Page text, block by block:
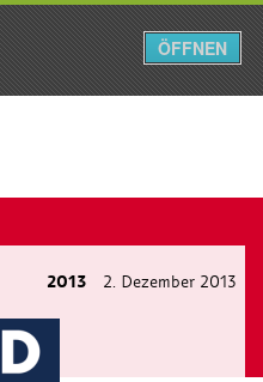
Menü
2013 2. Dezember 2013
ÖFFNEN